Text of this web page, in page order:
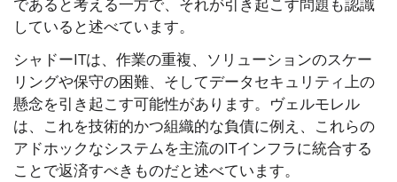
であると考える一方で、それが引き起こす問題も認識
していると述べています。
シャドーITは、作業の重複、ソリューションのスケー
リングや保守の困難、そしてデータセキュリティ上の
懸念を引き起こす可能性があります。ヴェルモレル
は、これを技術的かつ組織的な負債に例え、これらの
アドホックなシステムを主流のITインフラに統合する
ことで返済すべきものだと述べています。